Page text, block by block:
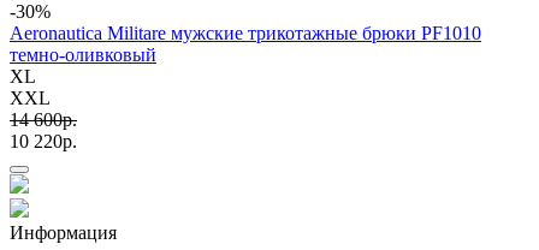
-30%
Aeronautica Militare мужские трикотажные брюки PF1010
темно-оливковый
XL
XXL
14 600p.
10 220p.
Информация